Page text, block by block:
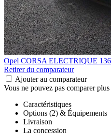
Opel CORSA ELECTRIQUE
Retirer du comparateur
Ajouter au comparateur
Vous ne pouvez pas comparer
Caractéristiques
Options (2) & Équipements
Livraison
La concession